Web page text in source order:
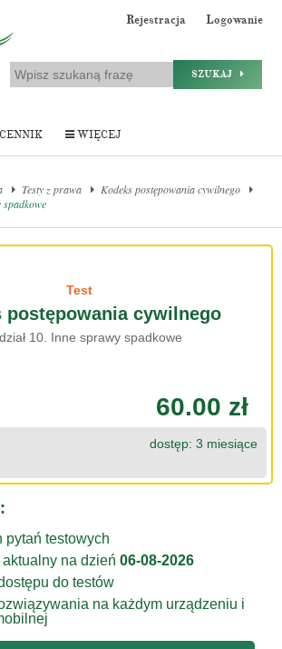
Rejestracja Logowanie
SZUKAJ
CENNIK WIĘCEJ
Testy z prawa
Kodeks postępowania cywilnego
spadkowe
Test
postępowania cywilnego
10. Inne sprawy spadkowe
60.00 zł
dostęp: 3 miesiące
pytań testowych
na dzień 06-08-2026
do testów
na każdym urządzeniu i